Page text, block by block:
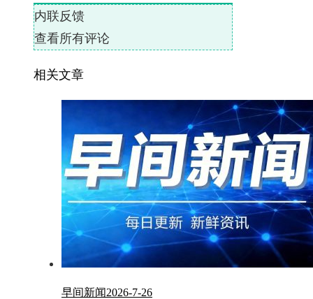
内联反馈
查看所有评论
相关文章
早间新闻2026-7-26